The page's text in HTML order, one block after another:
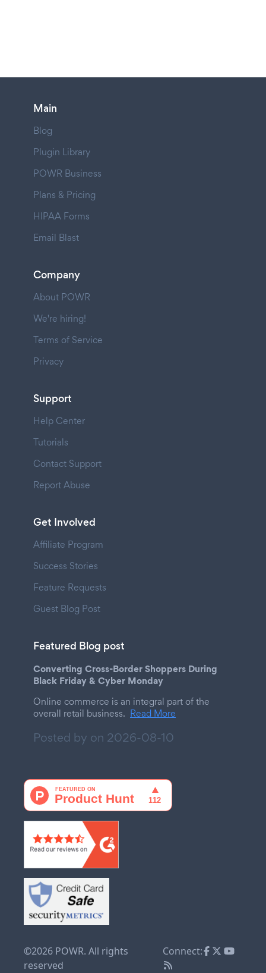
Main
Blog
Plugin Library
POWR Business
Plans & Pricing
HIPAA Forms
Email Blast
Company
About POWR
We're hiring!
Terms of Service
Privacy
Support
Help Center
Tutorials
Contact Support
Report Abuse
Get Involved
Affiliate Program
Success Stories
Feature Requests
Guest Blog Post
Featured Blog post
Converting Cross-Border Shoppers During
Black Friday & Cyber Monday
Online commerce is an integral part of the
overall retail business. Read More
Posted by on 2026-08-10
©2026 POWR. All rights
reserved
Connect: